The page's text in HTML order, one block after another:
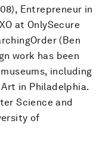
Entrepreneur in
at OnlySecure
(Ben
work has been
including
in Philadelphia.
Science and
of